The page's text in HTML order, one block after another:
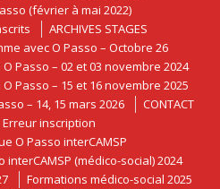
(février à mai 2022)
ARCHIVES STAGES
avec O Passo – Octobre 26
Passo – 02 et 03 novembre 2024
Passo – 15 et 16 novembre 2025
– 14, 15 mars 2026
CONTACT
Erreur inscription
O Passo interCAMSP
(médico-social) 2024
Formations médico-social 2025